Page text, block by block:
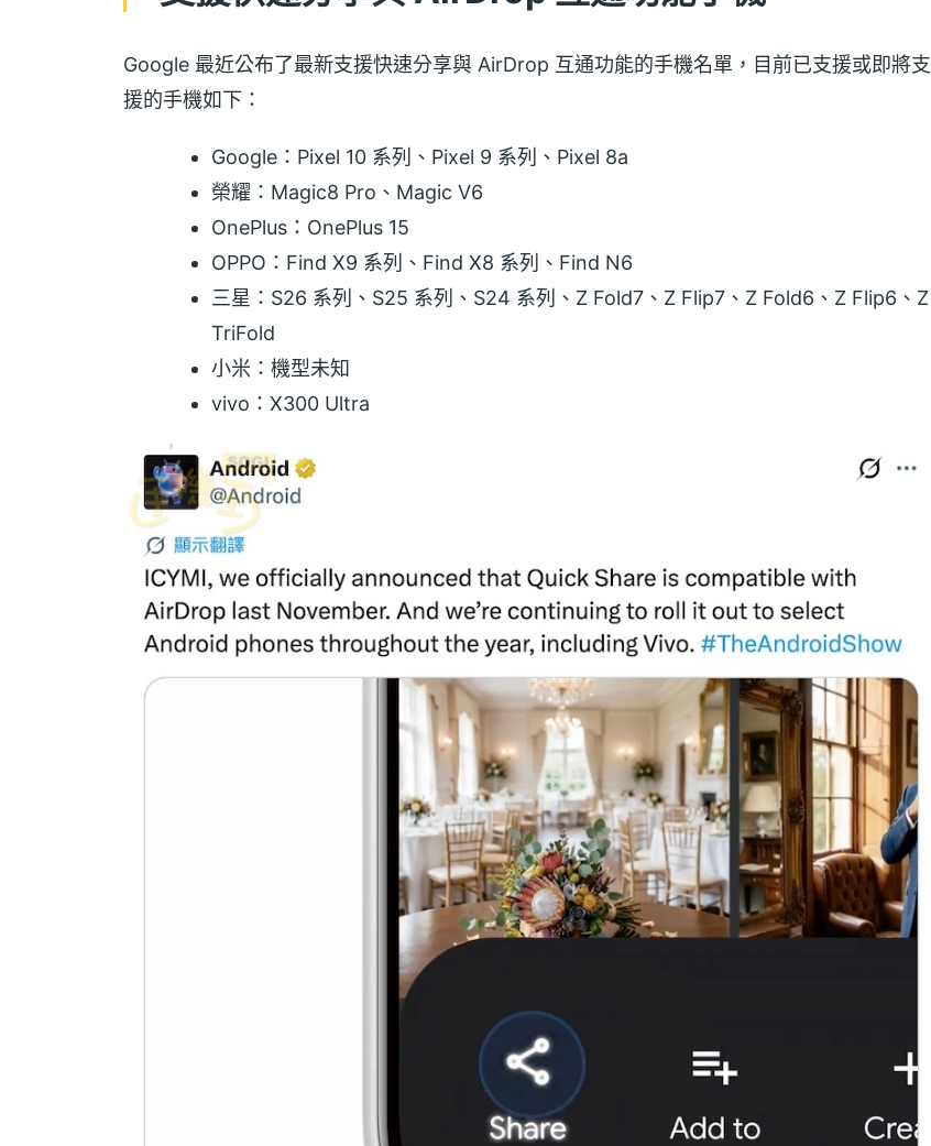
Google 最近公布了最新支援快速分享與 AirDrop 互通功能的手機名單，目前已支援或即將支
援的手機如下：
Google：Pixel 10 系列、Pixel 9 系列、Pixel 8a
榮耀：Magic8 Pro、Magic V6
OnePlus：OnePlus 15
OPPO：Find X9 系列、Find X8 系列、Find N6
三星：S26 系列、S25 系列、S24 系列、Z Fold7、Z Flip7、Z Fold6、Z Flip6、Z
TriFold
小米：機型未知
vivo：X300 Ultra